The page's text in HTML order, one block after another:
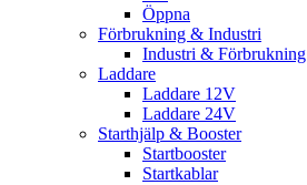
Öppna
Förbrukning & Industri
Industri & Förbrukning
Laddare
Laddare 12V
Laddare 24V
Starthjälp & Booster
Startbooster
Startkablar